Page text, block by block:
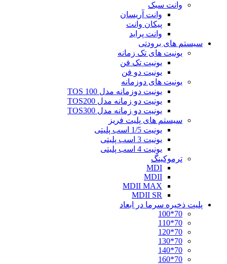
وانت سبک
وانت آریسان
پیکان وانت
وانت پراید
سیستم های برودتی
یونیت های تک زمانه
یونیت تک فن
یونیت دو فن
یونیت های دوزمانه
یونیت دوزمانه مدل TOS 100
یونیت دو زمانه مدل TOS200
یونیت دو زمانه مدل TOS300
سیستم های پلیت فریز
یونیت 1/5 اسب پلیتی
یونیت 3 اسب پلیتی
یونیت 4 اسب پلیتی
ترموکینگ
MDI
MDII
MDII MAX
MDII SR
پلیت ذخیره سرما در ابعاد
70*100
70*110
70*120
70*130
70*140
70*160